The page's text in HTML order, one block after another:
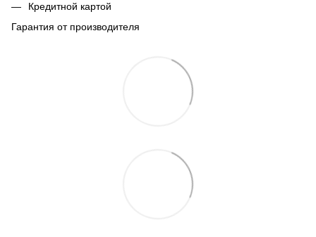
Кредитной картой
Гарантия от производителя